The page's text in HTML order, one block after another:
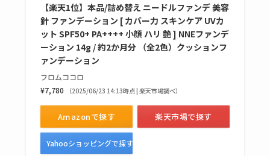
karseellはどこで売っ
てる？ロフトやハン
ズで買える？楽天や
ットが廃盤？なぜ？
【楽天1位】本品/詰め替え ニードルファンデ 美容
針 ファンデーション [ カバー力 スキンケア UVカ
ット SPF50+ PA++++ 小顔 ハリ 艶 ] NNEファンデ
ーション 14g / 約2か月分 （全2色）クッションフ
ァンデーション
フロムココロ
¥7,780
（2025/06/23 14:13時点 | 楽天市場調べ）
Amazonで探す 楽天市場で探す
Yahooショッピングで探す